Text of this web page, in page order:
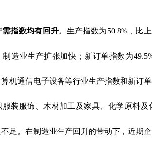
需指数均有回升。 生产指数为50.8%，比
制造业生产扩张加快；新订单指数为
机通信电子设备等行业生产指数和新订
服装服饰、木材加工及家具、化学原料
不足。在制造业生产回升的带动下，近期